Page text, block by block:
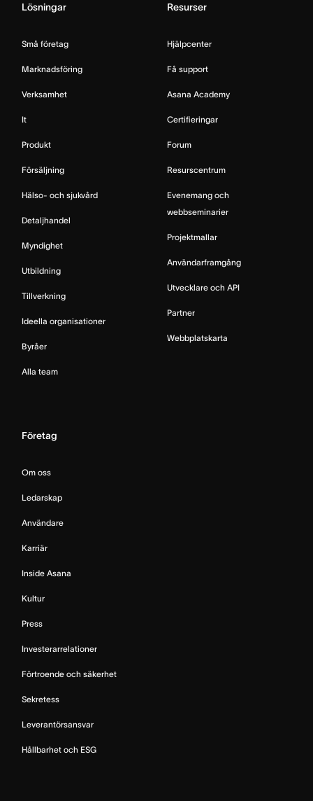
Lösningar
Små företag
Marknadsföring
Verksamhet
It
Produkt
Försäljning
Hälso- och sjukvård
Detaljhandel
Myndighet
Utbildning
Tillverkning
Ideella organisationer
Byråer
Alla team
Resurser
Hjälpcenter
Få support
Asana Academy
Certifieringar
Forum
Resurscentrum
Evenemang och
webbseminarier
Projektmallar
Användarframgång
Utvecklare och API
Partner
Webbplatskarta
Företag
Om oss
Ledarskap
Användare
Karriär
Inside Asana
Kultur
Press
Investerarrelationer
Förtroende och säkerhet
Sekretess
Leverantörsansvar
Hållbarhet och ESG